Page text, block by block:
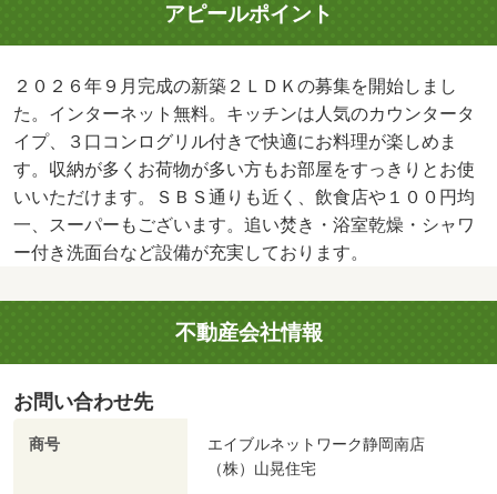
アピールポイント
２０２６年９月完成の新築２ＬＤＫの募集を開始しまし
た。インターネット無料。キッチンは人気のカウンタータ
イプ、３口コンログリル付きで快適にお料理が楽しめま
す。収納が多くお荷物が多い方もお部屋をすっきりとお使
いいただけます。ＳＢＳ通りも近く、飲食店や１００円均
一、スーパーもございます。追い焚き・浴室乾燥・シャワ
ー付き洗面台など設備が充実しております。
不動産会社情報
お問い合わせ先
商号
エイブルネットワーク静岡南店
（株）山晃住宅